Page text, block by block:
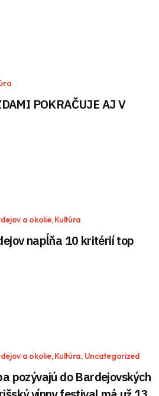
POKRAČUJE AJ V
a okolie,Kultúra
napĺňa 10 kritérií top
a okolie,Kultúra, Uncategorized
pozývajú do Bardejovských